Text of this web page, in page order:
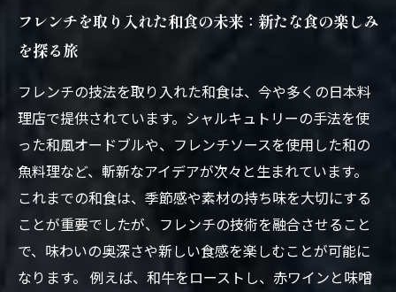
フレンチを取り入れた和食の未来：新たな食の楽しみ
を探る旅
フレンチの技法を取り入れた和食は、今や多くの日本料
理店で提供されています。シャルキュトリーの手法を使
った和風オードブルや、フレンチソースを使用した和の
魚料理など、斬新なアイデアが次々と生まれています。
これまでの和食は、季節感や素材の持ち味を大切にする
ことが重要でしたが、フレンチの技術を融合させること
で、味わいの奥深さや新しい食感を楽しむことが可能に
なります。 例えば、和牛をローストし、赤ワインと味噌